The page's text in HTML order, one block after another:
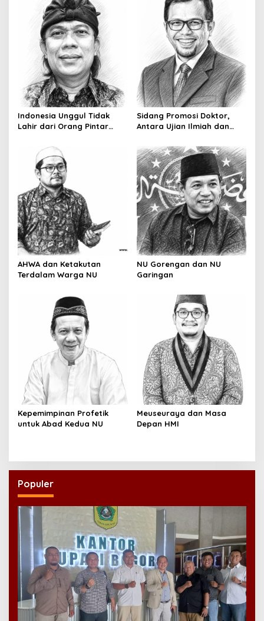
Indonesia Unggul Tidak
Lahir dari Orang Pintar
Sidang Promosi Doktor,
Antara Ujian Ilmiah dan
AHWA dan Ketakutan
Terdalam Warga NU
NU Gorengan dan NU
Garingan
Kepemimpinan Profetik
untuk Abad Kedua NU
Meuseuraya dan Masa
Depan HMI
Populer